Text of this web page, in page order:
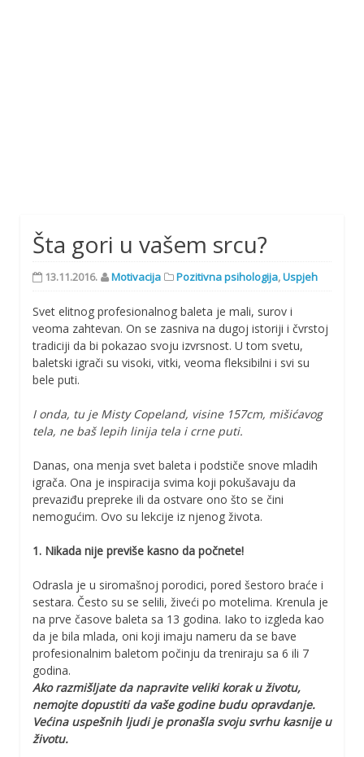
Šta gori u vašem srcu?
13.11.2016. Motivacija Pozitivna psihologija,Uspjeh
Svet elitnog profesionalnog baleta je mali, surov i
veoma zahtevan. On se zasniva na dugoj istoriji i čvrstoj
tradiciji da bi pokazao svoju izvrsnost. U tom svetu,
baletski igrači su visoki, vitki, veoma fleksibilni i svi su
bele puti.
I onda, tu je Misty Copeland, visine 157cm, mišićavog
tela, ne baš lepih linija tela i crne puti.
Danas, ona menja svet baleta i podstiče snove mladih
igrača. Ona je inspiracija svima koji pokušavaju da
prevaziđu prepreke ili da ostvare ono što se čini
nemogućim. Ovo su lekcije iz njenog života.
1. Nikada nije previše kasno da počnete!
Odrasla je u siromašnoj porodici, pored šestoro braće i
sestara. Često su se selili, živeći po motelima. Krenula je
na prve časove baleta sa 13 godina. Iako to izgleda kao
da je bila mlada, oni koji imaju nameru da se bave
profesionalnim baletom počinju da treniraju sa 6 ili 7
godina.
Ako razmišljate da napravite veliki korak u životu,
nemojte dopustiti da vaše godine budu opravdanje.
Većina uspešnih ljudi je pronašla svoju svrhu kasnije u
životu.